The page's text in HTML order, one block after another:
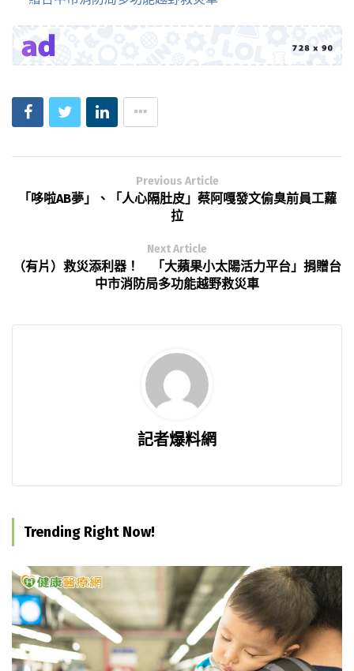
Previous Article
「哆啦AB夢」、「人心隔肚皮」蔡阿嘎發文偷臭前員工蘿
拉
Next Article
（有片）救災添利器！ 「大蘋果小太陽活力平台」捐贈台
中市消防局多功能越野救災車
記者爆料網
Trending Right Now!